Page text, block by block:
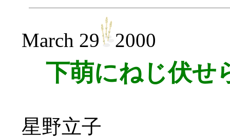
March 29 2000
下萌にねじ伏せ
星野立子